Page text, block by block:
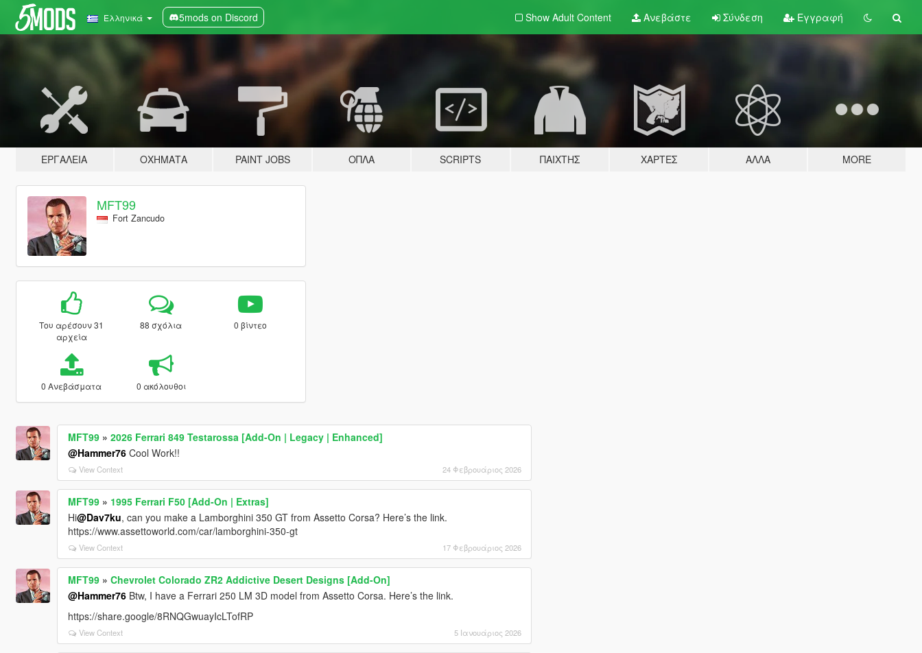
Ελληνικά 5mods on Discord Show Adult Content Ανεβάστε Σύνδεση Εγγραφή
ΕΡΓΑΛΕΊΑ ΟΧΉΜΑΤΑ PAINT JOBS ΌΠΛΑ SCRIPTS ΠΑΊΧΤΗΣ ΧΆΡΤΕΣ ΆΛΛΑ MORE
MFT99
Fort Zancudo
Του αρέσουν 31
αρχεία
88 σχόλια 0 βίντεο
0 Ανεβάσματα 0 ακόλουθοι
MFT99» 2026 Ferrari 849 Testarossa [Add-On | Legacy | Enhanced]
@Hammer76Cool Work!!
View Context 24 Φεβρουάριος 2026
MFT99» 1995 Ferrari F50 [Add-On | Extras]
Hi@Dav7ku, can you make a Lamborghini 350 GT from Assetto Corsa? Here’s the link.
https://www.assettoworld.com/car/lamborghini-350-gt
View Context 17 Φεβρουάριος 2026
MFT99» Chevrolet Colorado ZR2 Addictive Desert Designs [Add-On]
@Hammer76Btw, I have a Ferrari 250 LM 3D model from Assetto Corsa. Here’s the link.
https://share.google/8RNQGwuayIcLTofRP
View Context 5 Ιανουάριος 2026